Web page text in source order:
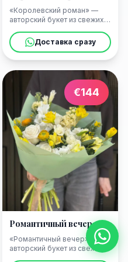
«Королевский роман» —
авторский букет из свежих
цветов в Сорренто в день
заказа. Идеален для
годовщины, дня рождения
сюрприза на побережье.
Доставка сразу
€144
Романтичный вечер
«Романтичный вечер» —
авторский букет из свежих